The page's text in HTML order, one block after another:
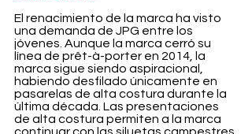
El renacimiento de la marca ha visto
una demanda de JPG entre los
jóvenes. Aunque la marca cerró su
línea de prêt-à-porter en 2014, la
marca sigue siendo aspiracional,
habiendo desfilado únicamente en
pasarelas de alta costura durante la
última década. Las presentaciones
de alta costura permiten a la marca